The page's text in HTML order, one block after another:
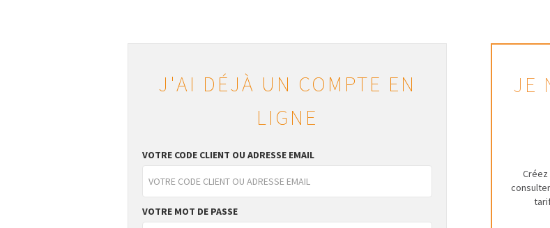
J'AI DÉJÀ UN COMPTE EN
LIGNE
VOTRE CODE CLIENT OU ADRESSE EMAIL
VOTRE MOT DE PASSE
JE